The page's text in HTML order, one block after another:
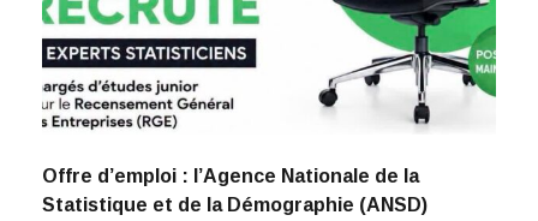
Offre d’emploi : l’Agence Nationale de la
Statistique et de la Démographie (ANSD)